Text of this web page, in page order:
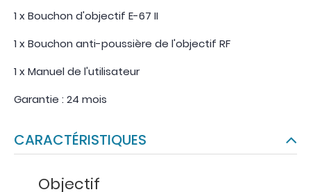
1 x Bouchon d'objectif E-67 II
1 x Bouchon anti-poussière de l'objectif RF
1 x Manuel de l'utilisateur
Garantie : 24 mois
CARACTÉRISTIQUES
Objectif